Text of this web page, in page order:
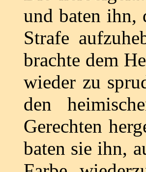
und baten ihn,
Strafe
brachte dem
wieder zu
den
Gerechten
baten sie ihn,